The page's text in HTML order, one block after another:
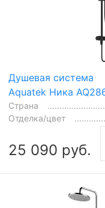
Душевая система
Aquatek Ника
Страна
Отделка/цвет
25 090 руб.